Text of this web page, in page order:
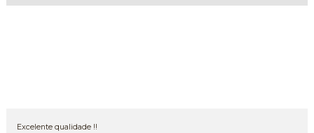
Excelente qualidade !!